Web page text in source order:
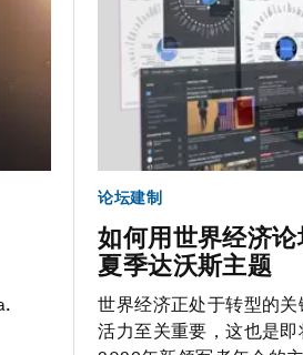
论坛建制
如何用世界经济
夏季达沃斯主题
世界经济正处于转型的
活力至关重要，这也是